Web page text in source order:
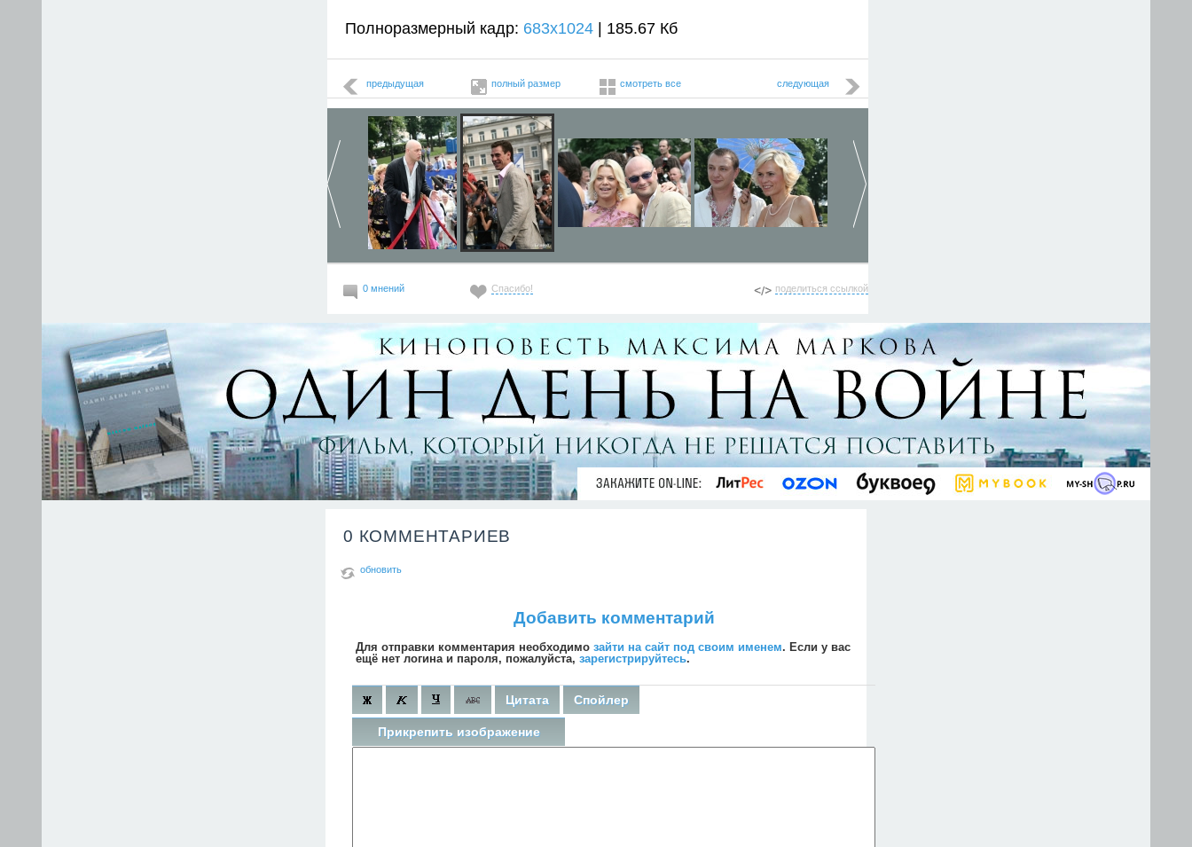
Полноразмерный кадр: 683x1024 | 185.67 Кб
предыдущая полный размер смотреть все следующая
0 мнений Спасибо! поделиться ссылкой
0 КОММЕНТАРИЕВ
обновить
Добавить комментарий
Для отправки комментария необходимо зайти на сайт под своим именем. Если у вас
ещё нет логина и пароля, пожалуйста, зарегистрируйтесь.
Цитата Спойлер
Прикрепить изображение